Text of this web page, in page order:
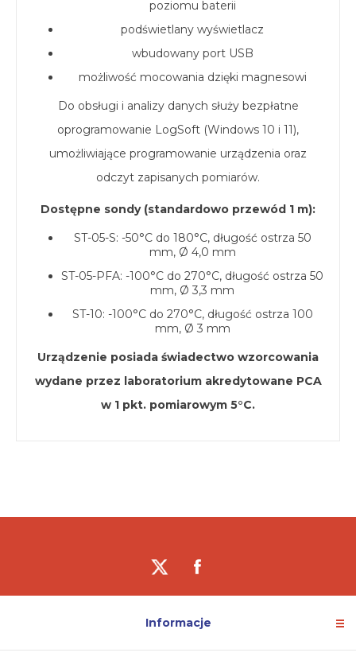
poziomu baterii
podświetlany wyświetlacz
wbudowany port USB
możliwość mocowania dzięki magnesowi
Do obsługi i analizy danych służy bezpłatne
oprogramowanie LogSoft (Windows 10 i 11),
umożliwiające programowanie urządzenia oraz
odczyt zapisanych pomiarów.
Dostępne sondy (standardowo przewód 1 m):
ST-05-S: -50°C do 180°C, długość ostrza 50
mm, Ø 4,0 mm
ST-05-PFA: -100°C do 270°C, długość ostrza 50
mm, Ø 3,3 mm
ST-10: -100°C do 270°C, długość ostrza 100
mm, Ø 3 mm
Urządzenie posiada świadectwo wzorcowania
wydane przez laboratorium akredytowane PCA
w 1 pkt. pomiarowym 5°C.
Informacje